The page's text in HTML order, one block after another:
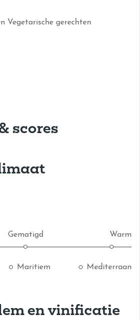
Vegetarische gerechten
scores
Gematigd Warm
Maritiem Mediterraan
en vinificatie